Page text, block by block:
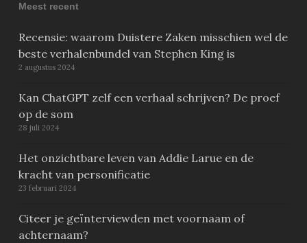
Meest recent
Recensie: waarom Duistere Zaken misschien wel de
beste verhalenbundel van Stephen King is
2 augustus 2024
Kan ChatGPT zelf een verhaal schrijven? De proef
op de som
28 juli 2024
Het onzichtbare leven van Addie Larue en de
kracht van personificatie
23 februari 2024
Citeer je geïnterviewden met voornaam of
achternaam?